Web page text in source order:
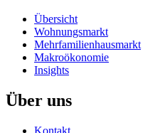
Übersicht
Wohnungsmarkt
Mehrfamilienhausmarkt
Makroökonomie
Insights
Über uns
Kontakt